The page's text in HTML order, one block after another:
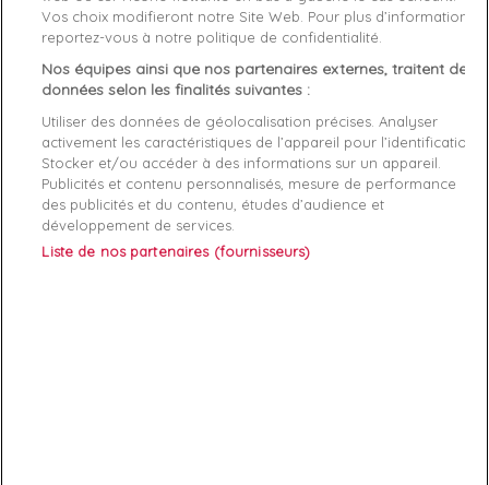
Genre Femme
Rayon Vetement
Démarque 45 %
Références spécifiques
EAN-13 3606745982686
Vos choix modifieront notre Site Web. Pour plus d’informations,
reportez-vous à notre politique de confidentialité.
Nos équipes ainsi que nos partenaires externes, traitent des
données selon les finalités suivantes :
Utiliser des données de géolocalisation précises. Analyser
activement les caractéristiques de l’appareil pour l’identification.
Stocker et/ou accéder à des informations sur un appareil.
Publicités et contenu personnalisés, mesure de performance
des publicités et du contenu, études d’audience et
développement de services.
Liste de nos partenaires (fournisseurs)